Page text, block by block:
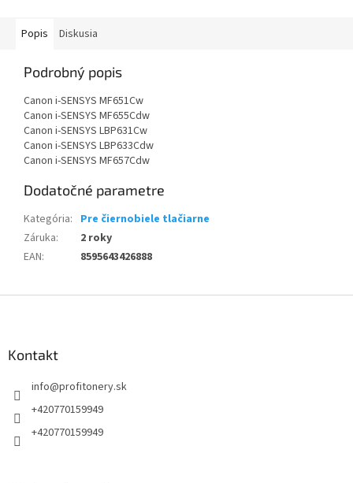
Popis Diskusia
Podrobný popis
Canon i-SENSYS MF651Cw
Canon i-SENSYS MF655Cdw
Canon i-SENSYS LBP631Cw
Canon i-SENSYS LBP633Cdw
Canon i-SENSYS MF657Cdw
Dodatočné parametre
Kategória: Pre čiernobiele tlačiarne
Záruka:
2 roky
EAN: 8595643426888
Kontakt
info@profitonery.sk
+420770159949
+420770159949